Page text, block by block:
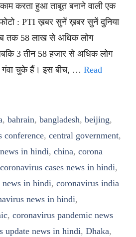
करता हुआ ताबूत बनाने वाली एक
फोटो : PTI ख़बर सुनें ख़बर सुनें दुनिया
अब तक 58 लाख से अधिक लोग
3 तीन 58 हजार से अधिक लोग
चुके हैं। इस बीच, … Read
, bahrain, bangladesh, beijing,
conference, central government,
in hindi, china, corona
coronavirus cases news in hindi,
in hindi, coronavirus india
news in hindi,
, coronavirus pandemic news
update news in hindi, Dhaka,